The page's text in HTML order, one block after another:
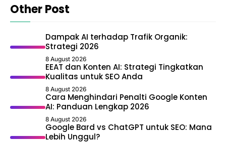
Other Post
Dampak AI terhadap Trafik Organik:
Strategi 2026
8 August 2026
EEAT dan Konten AI: Strategi Tingkatkan
Kualitas untuk SEO Anda
8 August 2026
Cara Menghindari Penalti Google Konten
AI: Panduan Lengkap 2026
8 August 2026
Google Bard vs ChatGPT untuk SEO: Mana
Lebih Unggul?